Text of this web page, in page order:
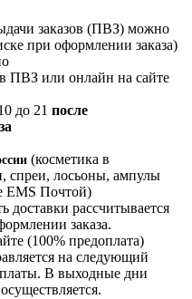
заказов (ПВЗ) можно
при оформлении заказа)
ПВЗ или онлайн на сайте
до 21 после
(косметика в
спреи, лосьоны, ампулы
Почтой)
доставки рассчитывается
заказа.
(100% предоплата)
на следующий
В выходные дни